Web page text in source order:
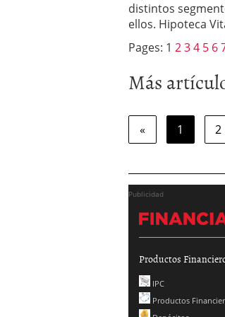
distintos
ellos. Hipoteca
Pages: 1 234 5 6
Más
« 1 2
Publicidad
Productos
IPC
Productos